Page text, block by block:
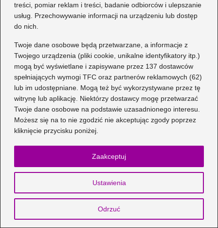
treści, pomiar reklam i treści, badanie odbiorców i ulepszanie
usług. Przechowywanie informacji na urządzeniu lub dostęp
do nich.
Twoje dane osobowe będą przetwarzane, a informacje z
Twojego urządzenia (pliki cookie, unikalne identyfikatory itp.)
mogą być wyświetlane i zapisywane przez 137 dostawców
spełniających wymogi TFC oraz partnerów reklamowych (62)
lub im udostępniane. Mogą też być wykorzystywane przez tę
witrynę lub aplikację. Niektórzy dostawcy mogę przetwarzać
Twoje dane osobowe na podstawie uzasadnionego interesu.
Możesz się na to nie zgodzić nie akceptując zgody poprzez
kliknięcie przycisku poniżej.
Ustawienia
Odrzuć
Zaakceptuj
zmniejszenie rozmiaru obrazu
pooperacyjne dla psa krok po kroku?
Jak dobrać idealny rozmiar butów do
wody? Praktyczny poradnik dla
każdego miłośnika wodnych przygód
Magiczne sposoby na farbowanie jajek
na różowo – odkryj swoje ulubione
techniki!
Wybór pierwszych butów dla dziecka:
Jaką firmę wybrać?
Jak prawidłowo odczytać rozmiar
pierścionka 60mm?
Praktyczne sposoby na zmniejszenie